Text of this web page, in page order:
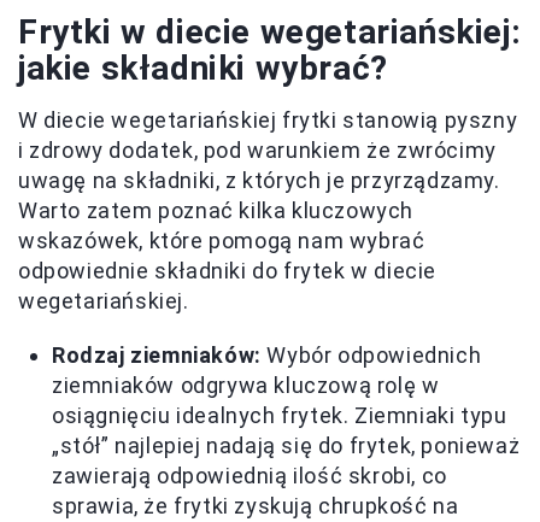
Frytki w diecie wegetariańskiej:
jakie składniki wybrać?
W diecie wegetariańskiej frytki stanowią pyszny
i zdrowy dodatek, pod warunkiem że zwrócimy
uwagę na składniki, z których je przyrządzamy.
Warto zatem poznać kilka kluczowych
wskazówek, które pomogą nam wybrać
odpowiednie składniki do frytek w diecie
wegetariańskiej.
Rodzaj ziemniaków: Wybór odpowiednich
ziemniaków odgrywa kluczową rolę w
osiągnięciu idealnych frytek. Ziemniaki typu
„stół” najlepiej nadają się do frytek, ponieważ
zawierają odpowiednią ilość skrobi, co
sprawia, że frytki zyskują chrupkość na